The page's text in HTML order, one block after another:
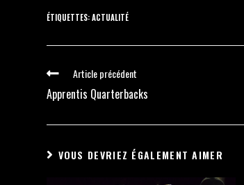
ÉTIQUETTES:ACTUALITÉ
Article précédent
Apprentis Quarterbacks
VOUS DEVRIEZ ÉGALEMENT AIMER